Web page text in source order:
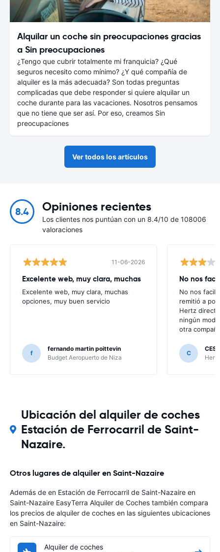
Alquilar un coche sin preocupaciones gracias
a Sin preocupaciones
¿Tengo que cubrir totalmente mi franquicia? ¿Qué
seguros necesito como mínimo? ¿Y qué compañía de
alquiler es la más adecuada? Son todas preguntas
complicadas que debe responder si quiere alquilar un
coche durante para las vacaciones. Nosotros pensamos
que no tiene que ser así. Por eso, creamos Sin
preocupaciones
Ver todos los artículos
8.4 Opiniones recientes
Los clientes nos puntúan con un 8.4/10 de 108006
valoraciones
11-06-2026
Excelente web, muy clara, muchas
Excelente web, muy clara, muchas
opciones, muy buen servicio
f
fernando martin poittevin
Budget Aeropuerto de Niza
No nos
No nos
remitió a
Hertz
ningún
otra
C
Ubicación del alquiler de coches
Estación de Ferrocarril de Saint-
Nazaire.
Otros lugares de alquiler en Saint-Nazaire
Además de en Estación de Ferrocarril de Saint-Nazaire en
Saint-Nazaire EasyTerra Alquiler de Coches también compara
los precios de alquiler de coches en las siguientes ubicaciones
en Saint-Nazaire:
Alquiler de coches